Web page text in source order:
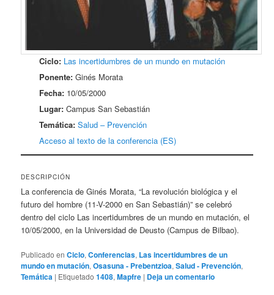
Ciclo: Las incertidumbres de un mundo en mutación
Ponente: Ginés Morata
Fecha: 10/05/2000
Lugar: Campus San Sebastián
Temática: Salud – Prevención
Acceso al texto de la conferencia (ES)
DESCRIPCIÓN
La conferencia de Ginés Morata, “La revolución biológica y el
futuro del hombre (11-V-2000 en San Sebastián)” se celebró
dentro del ciclo Las incertidumbres de un mundo en mutación, el
10/05/2000, en la Universidad de Deusto (Campus de Bilbao).
Publicado en Ciclo,Conferencias, Las incertidumbres de un
mundo en mutación,Osasuna - Prebentzioa,Salud - Prevención,
Temática | Etiquetado 1408,Mapfre | Deja un comentario